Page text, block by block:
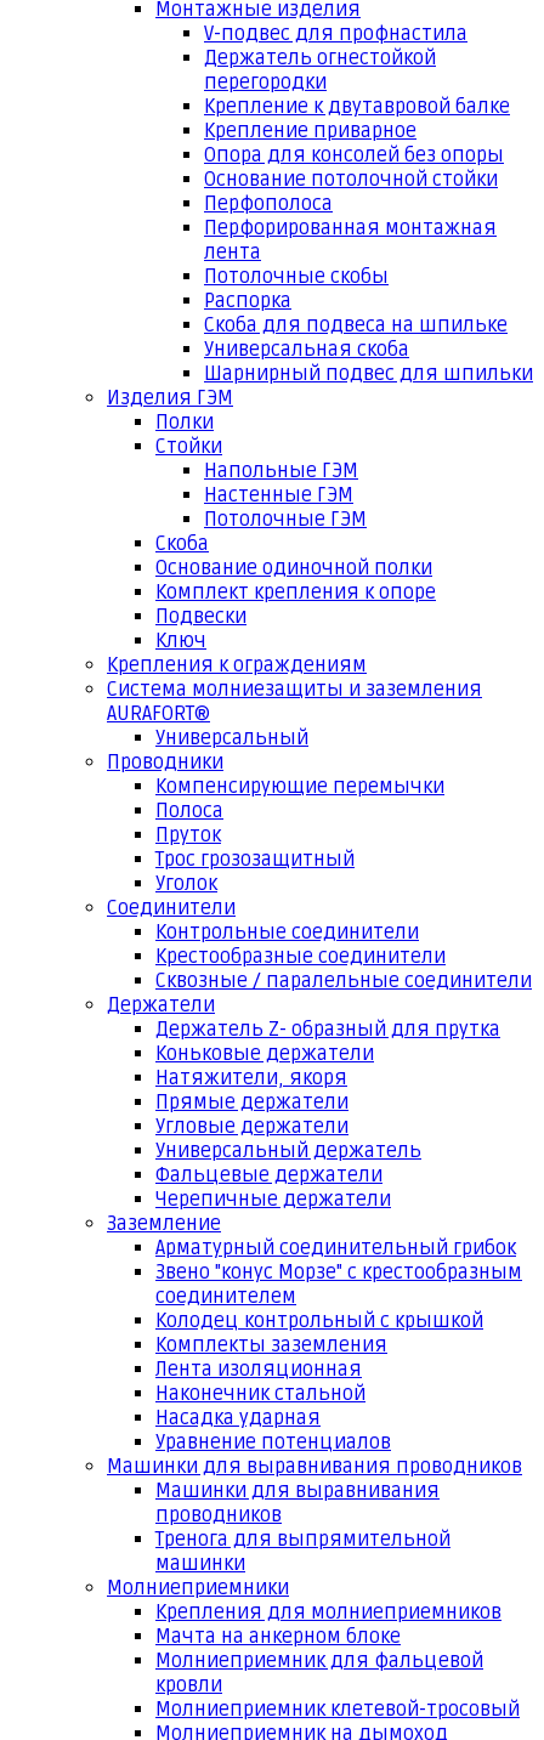
Монтажные изделия
V-подвес для профнастила
Держатель огнестойкой
перегородки
Крепление к двутавровой балке
Крепление приварное
Опора для консолей без опоры
Основание потолочной стойки
Перфополоса
Перфорированная монтажная
лента
Потолочные скобы
Распорка
Скоба для подвеса на шпильке
Универсальная скоба
Шарнирный подвес для шпильки
Изделия ГЭМ
Полки
Стойки
Напольные ГЭМ
Настенные ГЭМ
Потолочные ГЭМ
Скоба
Основание одиночной полки
Комплект крепления к опоре
Подвески
Ключ
Крепления к ограждениям
Система молниезащиты и заземления
AURAFORT®
Универсальный
Проводники
Компенсирующие перемычки
Полоса
Пруток
Трос грозозащитный
Уголок
Соединители
Контрольные соединители
Крестообразные соединители
Сквозные / паралельные соединители
Держатели
Держатель Z- образный для прутка
Коньковые держатели
Натяжители, якоря
Прямые держатели
Угловые держатели
Универсальный держатель
Фальцевые держатели
Черепичные держатели
Заземление
Арматурный соединительный грибок
Звено "конус Морзе" с крестообразным
соединителем
Колодец контрольный с крышкой
Комплекты заземления
Лента изоляционная
Наконечник стальной
Насадка ударная
Уравнение потенциалов
Машинки для выравнивания проводников
Машинки для выравнивания
проводников
Тренога для выпрямительной
машинки
Молниеприемники
Крепления для молниеприемников
Мачта на анкерном блоке
Молниеприемник для фальцевой
кровли
Молниеприемник клетевой-тросовый
Молниеприемник на дымоход